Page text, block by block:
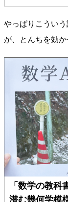
やっぱりこうい
が、とんちを効か
「数学の教
潜む幾何学模